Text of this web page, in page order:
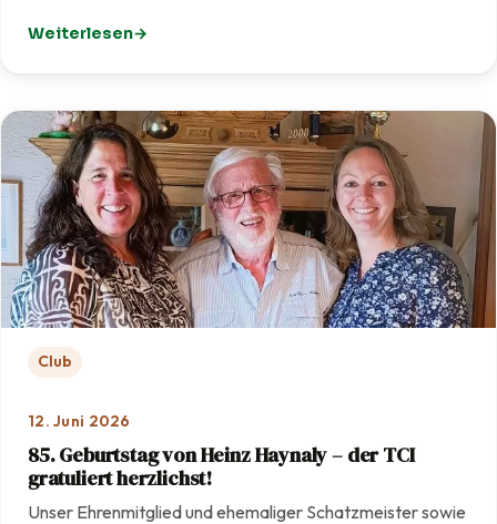
Weiterlesen
: 🎾 BTV MIXED-RUNDE SOMMER 2026 🎾
Club
12. Juni 2026
85. Geburtstag von Heinz Haynaly – der TCI
gratuliert herzlichst!
Unser Ehrenmitglied und ehemaliger Schatzmeister sowie